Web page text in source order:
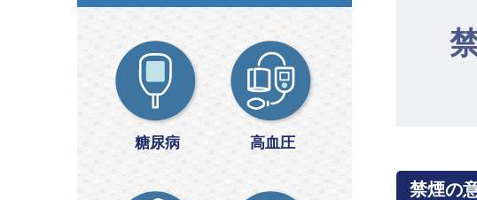
糖尿病 高血圧
禁煙の